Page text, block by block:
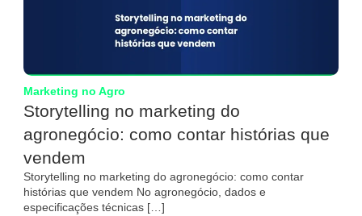
Marketing no Agro
Storytelling no marketing do
agronegócio: como contar histórias que
vendem
Storytelling no marketing do agronegócio: como contar
histórias que vendem No agronegócio, dados e
especificações técnicas […]